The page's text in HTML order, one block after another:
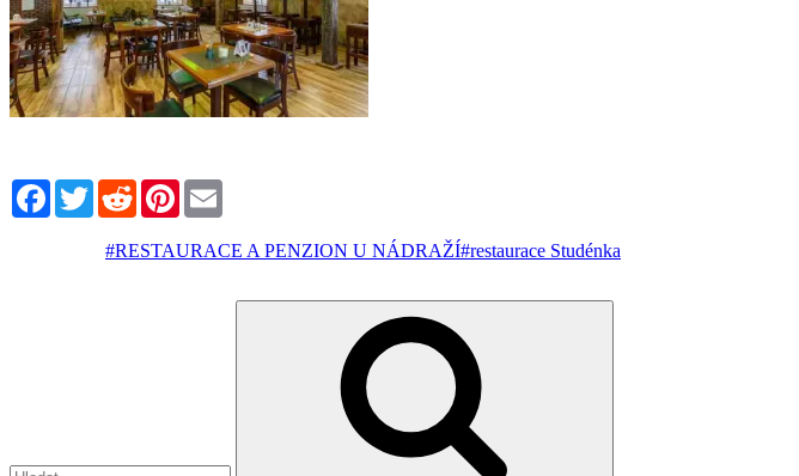
FacebookTwitterRedditPinterest
#RESTAURACE A PENZION U NÁDRAŽÍ#restaurace Studénka